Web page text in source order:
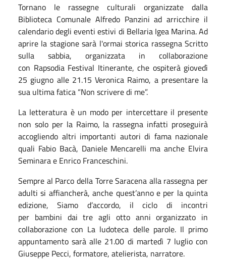
Tornano le rassegne culturali organizzate dalla
Biblioteca Comunale Alfredo Panzini ad arricchire il
calendario degli eventi estivi di Bellaria Igea Marina. Ad
aprire la stagione sarà l'ormai storica rassegna Scritto
sulla sabbia, organizzata in collaborazione
con Rapsodia Festival Itinerante, che ospiterà giovedì
25 giugno alle 21.15 Veronica Raimo, a presentare la
sua ultima fatica “Non scrivere di me”.
La letteratura è un modo per intercettare il presente
non solo per la Raimo, la rassegna infatti proseguirà
accogliendo altri importanti autori di fama nazionale
quali Fabio Bacà, Daniele Mencarelli ma anche Elvira
Seminara e Enrico Franceschini.
Sempre al Parco della Torre Saracena alla rassegna per
adulti si affiancherà, anche quest’anno e per la quinta
edizione, Siamo d’accordo, il ciclo di incontri
per bambini dai tre agli otto anni organizzato in
collaborazione con La ludoteca delle parole. Il primo
appuntamento sarà alle 21.00 di martedì 7 luglio con
Giuseppe Pecci, formatore, atelierista, narratore.